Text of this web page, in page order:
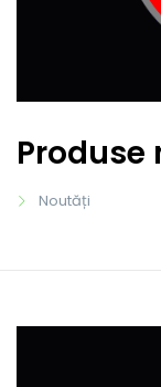
Produse
Noutăți